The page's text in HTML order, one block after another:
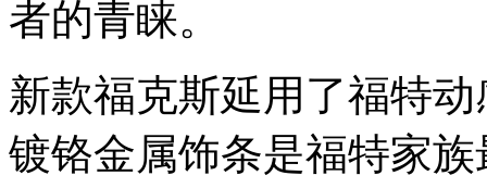
者的青睐。
新款福克斯延用了福特
镀铬金属饰条是福特家